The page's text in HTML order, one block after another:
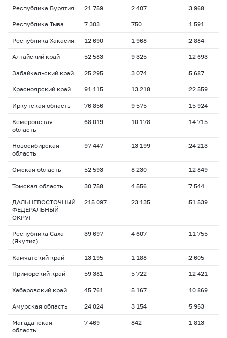
Республика Бурятия 21 759 2 407 3 968
Республика Тыва 7 303 750 1 591
Республика Хакасия 12 690 1 968 2 884
Алтайский край 52 583 9 325 12 693
Забайкальский край 25 295 3 074 5 687
Красноярский край 91 115 13 218 22 559
Иркутская область 76 856 9 575 15 924
Кемеровская
область
68 019 10 178 14 715
Новосибирская
область
97 447 13 199 24 213
Омская область 52 593 8 230 12 849
Томская область 30 758 4 556 7 544
ДАЛЬНЕВОСТОЧНЫЙ
ФЕДЕРАЛЬНЫЙ
ОКРУГ
215 097 23 135 51 539
Республика Саха
(Якутия)
39 697 4 607 11 755
Камчатский край 13 195 1 188 2 605
Приморский край 59 381 5 722 12 421
Хабаровский край 45 761 5 167 10 869
Амурская область 24 024 3 154 5 953
Магаданская
область
7 469 842 1 813